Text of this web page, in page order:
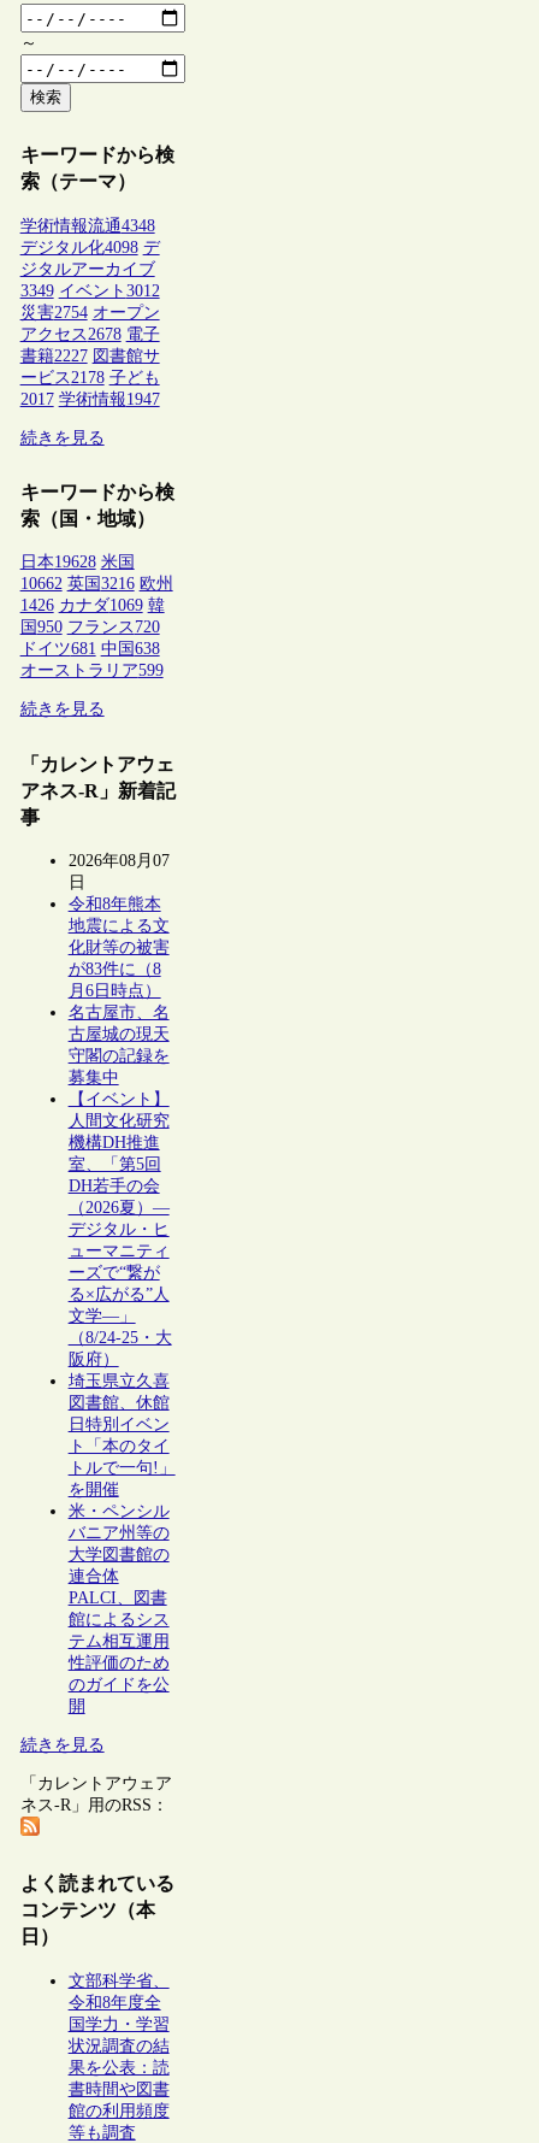
～
検索
キーワードから検
索（テーマ）
学術情報流通4348
デジタル化4098 デ
ジタルアーカイブ
3349 イベント 3012
災害2754 オープン
アクセス 2678 電子
書籍2227 図書館サ
ービス 2178 子ども
2017 学術情報1947
続きを見る
キーワードから検
索（国・地域）
日本19628 米国
10662 英国 3216 欧州
1426 カナダ1069 韓
国 950 フランス 720
ドイツ681 中国 638
オーストラリア599
続きを見る
「カレントアウェ
アネス-R」新着記
事
2026年08月07
日
令和8年熊本
地震による文
化財等の被害
が83件に（8
月6日時点）
名古屋市、名
古屋城の現天
守閣の記録を
募集中
【イベント】
人間文化研究
機構DH推進
室、「第5回
DH若手の会
（2026夏）―
デジタル・ヒ
ューマニティ
ーズで“繋が
る×広がる”人
文学―」
（8/24-25・大
阪府）
埼玉県立久喜
図書館、休館
日特別イベン
ト「本のタイ
トルで一句!」
を開催
米・ペンシル
バニア州等の
大学図書館の
連合体
PALCI、図書
館によるシス
テム相互運用
性評価のため
のガイドを公
開
続きを見る
「カレントアウェア
ネス-R」用のRSS：
よく読まれている
コンテンツ（本
日）
文部科学省、
令和8年度全
国学力・学習
状況調査の結
果を公表：読
書時間や図書
館の利用頻度
等も調査